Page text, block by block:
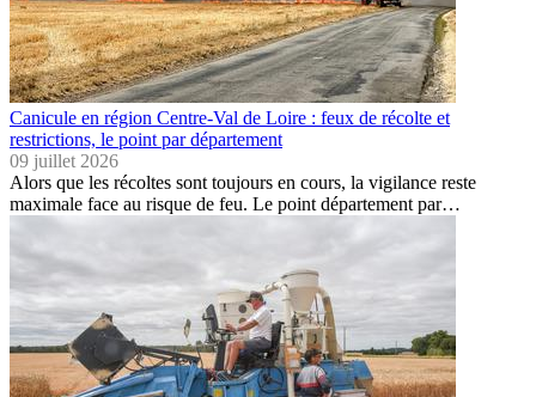
Canicule en région Centre-Val de Loire : feux de récolte et
restrictions, le point par département
09 juillet 2026
Alors que les récoltes sont toujours en cours, la vigilance reste
maximale face au risque de feu. Le point département par…